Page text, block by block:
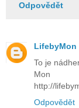
Odpovědět
LifebyMon
To je
Mon
http://
Odpovědět